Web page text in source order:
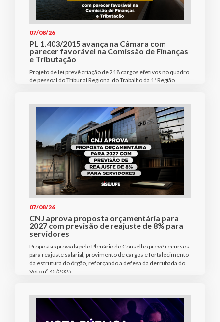
07/08/26
PL 1.403/2015 avança na Câmara com
parecer favorável na Comissão de Finanças
e Tributação
Projeto de lei prevê criação de 218 cargos efetivos no quadro
de pessoal do Tribunal Regional do Trabalho da 1ª Região
07/08/26
CNJ aprova proposta orçamentária para
2027 com previsão de reajuste de 8% para
servidores
Proposta aprovada pelo Plenário do Conselho prevê recursos
para reajuste salarial, provimento de cargos e fortalecimento
da estrutura do órgão, reforçando a defesa da derrubada do
Veto nº 45/2025